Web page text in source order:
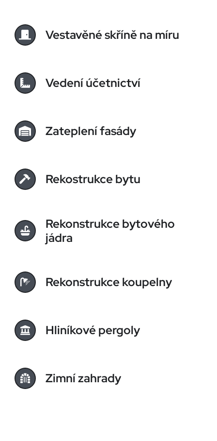
Vestavěné skříně na míru
Vedení účetnictví
Zateplení fasády
Rekostrukce bytu
Rekonstrukce bytového
jádra
Rekonstrukce koupelny
Hliníkové pergoly
Zimní zahrady